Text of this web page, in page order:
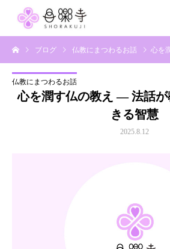
ブログ 仏教にまつわるお話 心を潤す
仏教にまつわるお話
心を潤す仏の教え ― 法話が
きる智慧
2025.8.12